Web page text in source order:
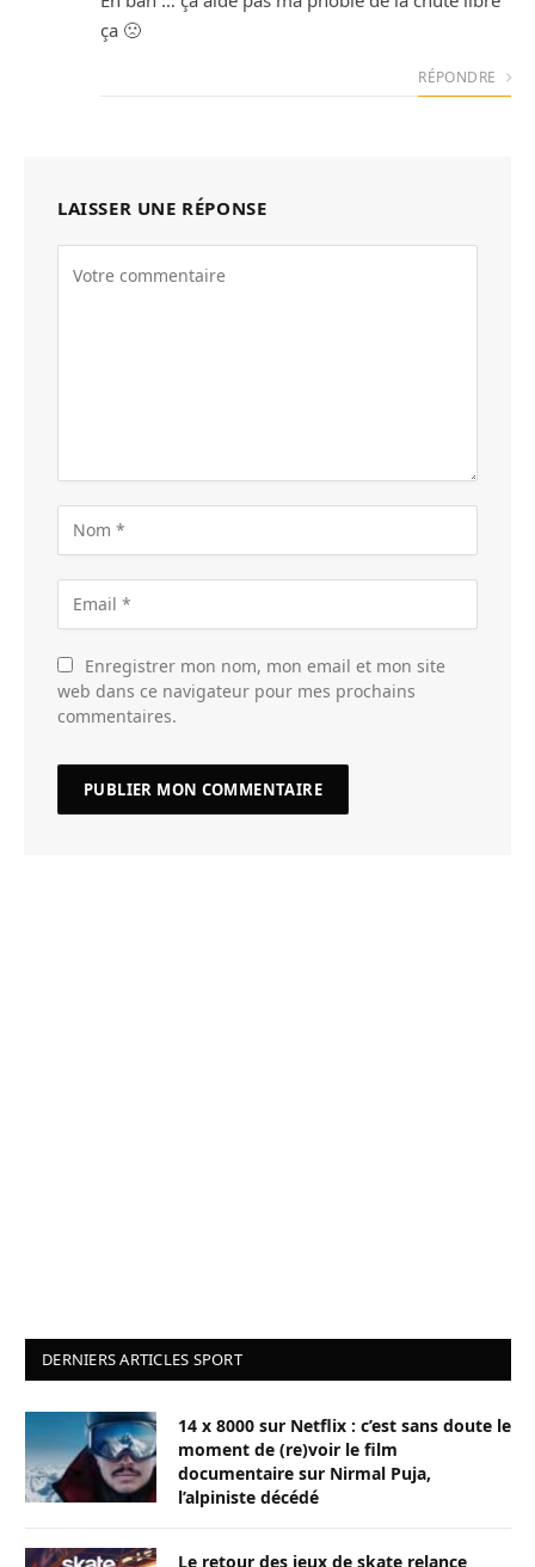
ça 🙁
RÉPONDRE
LAISSER UNE RÉPONSE
Enregistrer mon nom, mon email et mon site
web dans ce navigateur pour mes prochains
commentaires.
DERNIERS ARTICLES SPORT
14 x 8000 sur Netflix : c’est sans doute le
moment de (re)voir le film
documentaire sur Nirmal Puja,
l’alpiniste décédé
Le retour des jeux de skate relance